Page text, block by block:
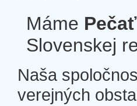
Máme
Slovenskej
Naša
verejných